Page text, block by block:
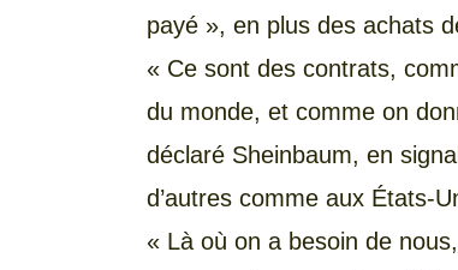
payé », en plus des achats
« Ce sont des contrats,
du monde, et comme on
déclaré Sheinbaum, en
d’autres comme aux États-
« Là où on a besoin de